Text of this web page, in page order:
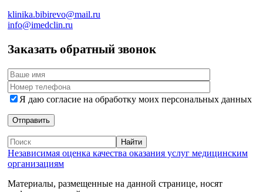
klinika.bibirevo@mail.ru
info@imedclin.ru
Заказать обратный звонок
Я даю согласие на обработку моих персональных данных
Независимая оценка качества оказания услуг медицинским
организациям
Материалы, размещенные на данной странице, носят